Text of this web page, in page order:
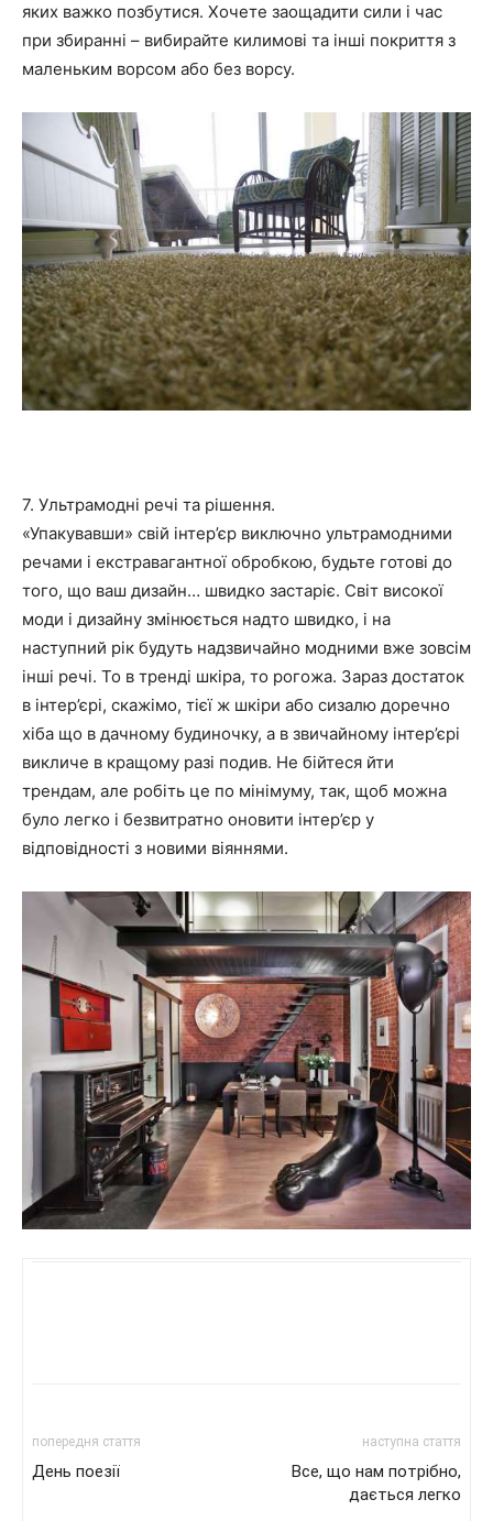
яких важко позбутися. Хочете заощадити сили і час
при збиранні – вибирайте килимові та інші покриття з
маленьким ворсом або без ворсу.
7. Ультрамодні речі та рішення.
«Упакувавши» свій інтер’єр виключно ультрамодними
речами і екстравагантної обробкою, будьте готові до
того, що ваш дизайн… швидко застаріє. Світ високої
моди і дизайну змінюється надто швидко, і на
наступний рік будуть надзвичайно модними вже зовсім
інші речі. То в тренді шкіра, то рогожа. Зараз достаток
в інтер’єрі, скажімо, тієї ж шкіри або сизалю доречно
хіба що в дачному будиночку, а в звичайному інтер’єрі
викличе в кращому разі подив. Не бійтеся йти
трендам, але робіть це по мінімуму, так, щоб можна
було легко і безвитратно оновити інтер’єр у
відповідності з новими віяннями.
попередня стаття
День поезії
наступна стаття
Все, що нам потрібно,
дається легко